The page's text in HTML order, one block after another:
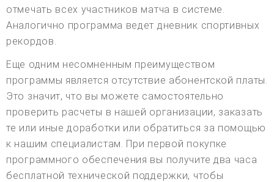
отмечать всех участников матча в системе.
Аналогично программа ведет дневник спортивных
рекордов.
Еще одним несомненным преимуществом
программы является отсутствие абонентской платы.
Это значит, что вы можете самостоятельно
проверить расчеты в нашей организации, заказать
те или иные доработки или обратиться за помощью
к нашим специалистам. При первой покупке
программного обеспечения вы получите два часа
бесплатной технической поддержки, чтобы